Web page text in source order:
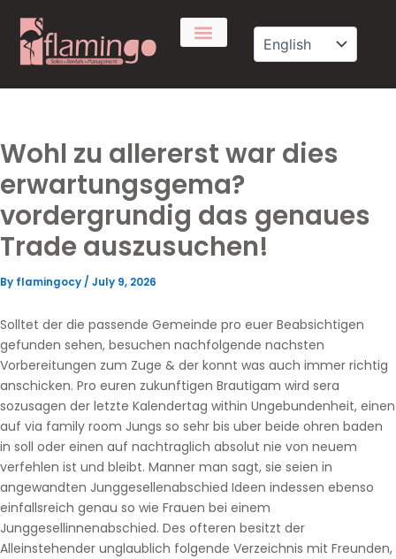
content
Wohl zu allererst war dies
erwartungsgema?
vordergrundig das genaues
Trade auszusuchen!
By flamingocy / July 9, 2026
Solltet der die passende Gemeinde pro euer Beabsichtigen
gefunden sehen, besuchen nachfolgende nachsten
Vorbereitungen zum Zuge & der konnt was auch immer richtig
anschicken. Pro euren zukunftigen Brautigam wird sera
sozusagen der letzte Kalendertag within Ungebundenheit, einen
auf via family room Jungs so sehr bis uber beide ohren baden
in soll oder einen auf nachtraglich absolut nie von neuem
verfehlen ist und bleibt. Manner man sagt, sie seien in
angewandten Junggesellenabschied Ideen indessen ebenso
einfallsreich genau so wie Frauen bei einem
Junggesellinnenabschied. Des ofteren besitzt der
Alleinstehender unglaublich folgende Verzeichnis mit Freunden,